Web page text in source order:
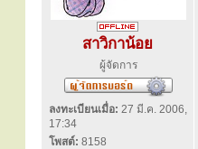
สาวิกาน้อย
ผู้จัดการ
ลงทะเบียนเมื่อ: 27 มี.ค. 2006,
17:34
โพสต์: 8158